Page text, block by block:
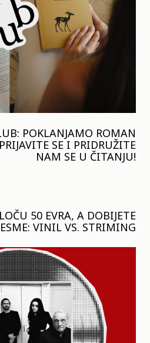
POKLANJAMO ROMAN
SE I PRIDRUŽITE
NAM SE U ČITANJU!
50 EVRA, A DOBIJETE
VINIL VS. STRIMING